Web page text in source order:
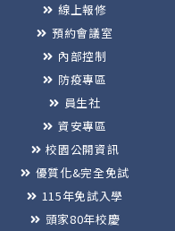
線上報修
預約會議室
內部控制
防疫專區
員生社
資安專區
校園公開資訊
優質化&完全免試
115年免試入學
頭家80年校慶